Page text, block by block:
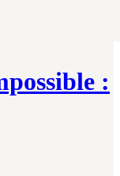
: